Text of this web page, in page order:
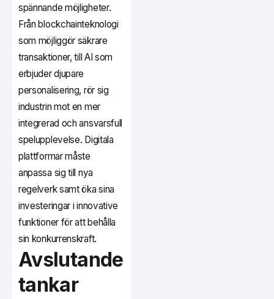
spännande möjligheter.
Från blockchainteknologi
som möjliggör säkrare
transaktioner, till AI som
erbjuder djupare
personalisering, rör sig
industrin mot en mer
integrerad och ansvarsfull
spelupplevelse. Digitala
plattformar måste
anpassa sig till nya
regelverk samt öka sina
investeringar i innovative
funktioner för att behålla
sin konkurrenskraft.
Avslutande
tankar